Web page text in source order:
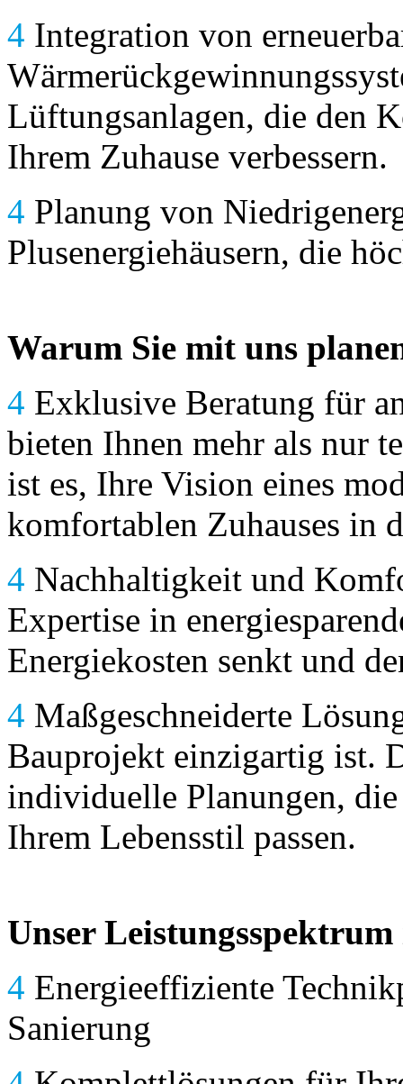
4 Integration von
Lüftungsanlagen, die den
Ihrem Zuhause verbessern.
4 Planung von
Plusenergiehäusern, die
Warum Sie mit uns
4 Exklusive Beratung für
bieten Ihnen mehr als nur
ist es, Ihre Vision eines
komfortablen Zuhauses in
4 Nachhaltigkeit und
Expertise in
Energiekosten senkt und
4 Maßgeschneiderte
Bauprojekt einzigartig ist.
individuelle Planungen,
Ihrem Lebensstil passen.
Unser
4 Energieeffiziente
Sanierung